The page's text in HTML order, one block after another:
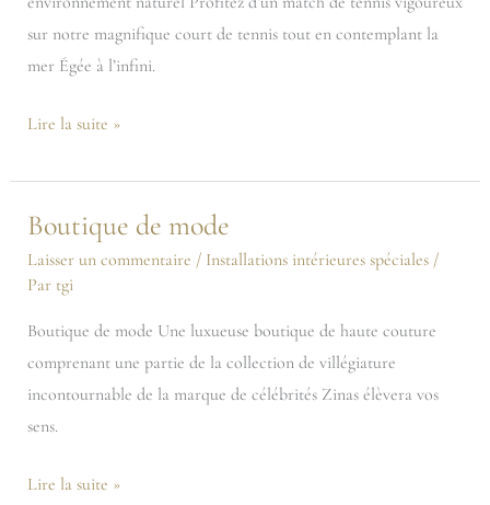
sur notre magnifique court de tennis tout en contemplant la
mer Égée à l’infini.
Lire la suite »
Boutique de mode
Laisser un commentaire / Installations intérieures spéciales/
Par tgi
Boutique de mode Une luxueuse boutique de haute couture
comprenant une partie de la collection de villégiature
incontournable de la marque de célébrités Zinas élèvera vos
sens.
Boutique
de
mode
Lire la suite »